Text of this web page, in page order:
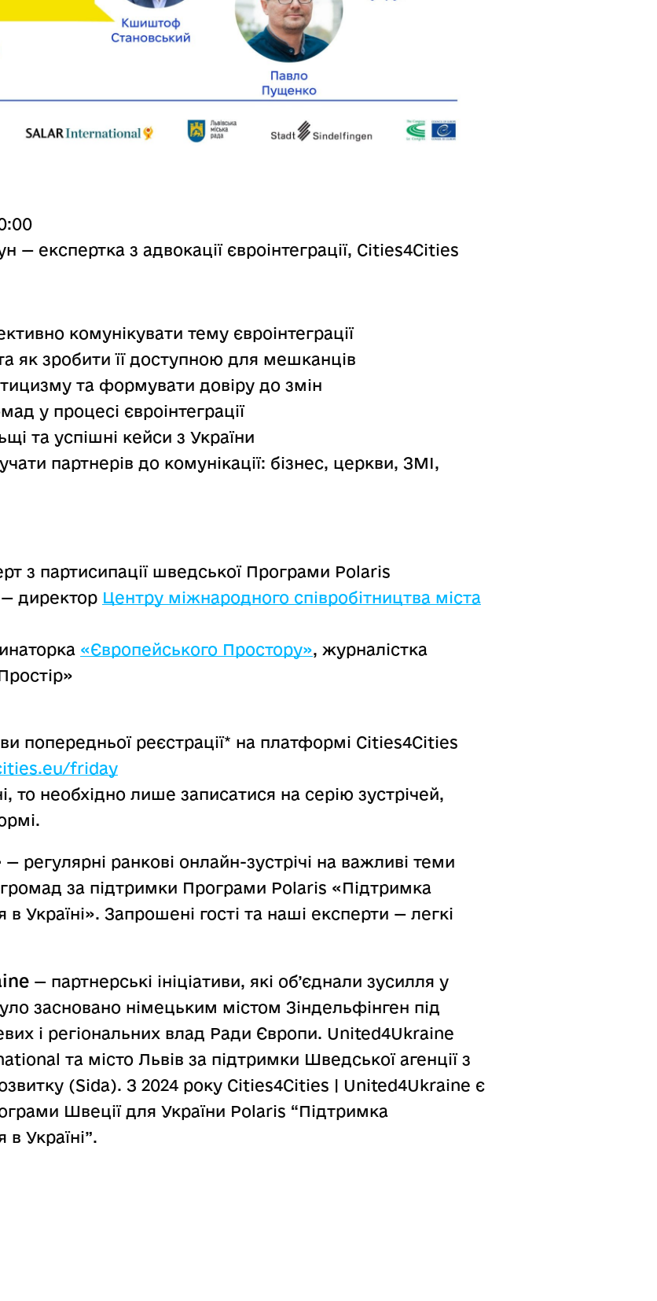
— експертка з адвокації євроінтеграції, Cities4Cities
комунікувати тему євроінтеграції
як зробити її доступною для мешканців
та формувати довіру до змін
у процесі євроінтеграції
та успішні кейси з України
партнерів до комунікації: бізнес, церкви, ЗМІ,
з партисипації шведської Програми Polaris
директор Центру міжнародного співробітництва міста
«Європейського Простору», журналістка
попередньої реєстрації* на платформі Cities4Cities
friday
то необхідно лише записатися на серію зустрічей,
— регулярні ранкові онлайн-зустрічі на важливі теми
за підтримки Програми Polaris «Підтримка
в Україні». Запрошені гості та наші експерти — легкі
— партнерські ініціативи, які об’єднали зусилля у
засновано німецьким містом Зіндельфінген під
і регіональних влад Ради Європи. United4Ukraine
та місто Львів за підтримки Шведської агенції з
(Sida). З 2024 року Cities4Cities | United4Ukraine є
Швеції для України Polaris “Підтримка
в Україні”.